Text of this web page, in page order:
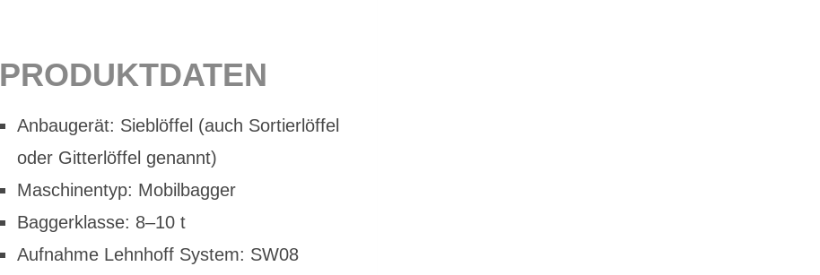
PRO­DUKT­DA­TEN
An­bau­ge­rät: Sieb­löf­fel (auch Sor­tier­löf­fel
oder Git­ter­löf­fel ge­nannt)
Ma­schi­nen­typ: Mo­bil­bag­ger
Bag­ger­klas­se: 8–10 t
Auf­nah­me Lehn­hoff Sys­tem: SW08